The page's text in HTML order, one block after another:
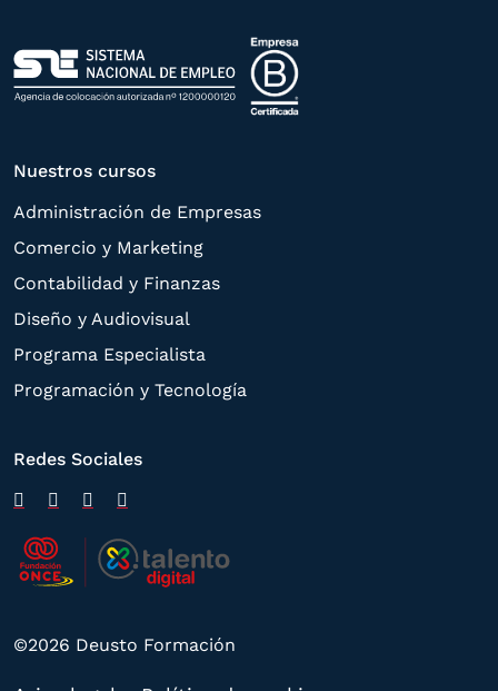
Política de Privacidad .
Nuestros cursos
Administración de Empresas
Comercio y Marketing
Contabilidad y Finanzas
Diseño y Audiovisual
Programa Especialista
Programación y Tecnología
Redes Sociales
©2026 Deusto Formación